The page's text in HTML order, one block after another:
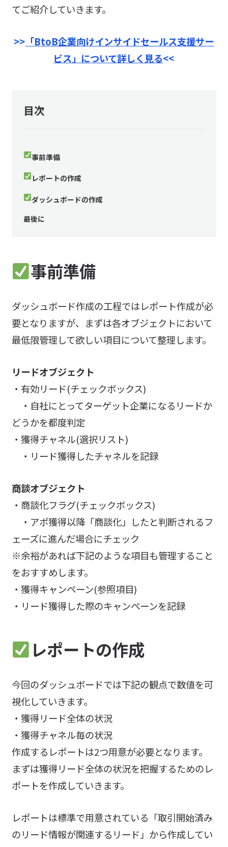
てご紹介していきます。
>> 「BtoB企業向けインサイドセールス支援サー
ビス」について詳しく見る<<
目次
事前準備
レポートの作成
ダッシュボードの作成
最後に
事前準備
ダッシュボード作成の工程ではレポート作成が必
要となりますが、まずは各オブジェクトにおいて
最低限管理して欲しい項目について整理します。
リードオブジェクト
・有効リード(チェックボックス)
・自社にとってターゲット企業になるリードか
どうかを都度判定
・獲得チャネル(選択リスト)
・リード獲得したチャネルを記録
商談オブジェクト
・商談化フラグ(チェックボックス)
・アポ獲得以降「商談化」したと判断されるフ
ェーズに進んだ場合にチェック
※余裕があれば下記のような項目も管理すること
をおすすめします。
・獲得キャンペーン(参照項目)
・リード獲得した際のキャンペーンを記録
レポートの作成
今回のダッシュボードでは下記の観点で数値を可
視化していきます。
・獲得リード全体の状況
・獲得チャネル毎の状況
作成するレポートは2つ用意が必要となります。
まずは獲得リード全体の状況を把握するためのレ
ポートを作成していきます。
レポートは標準で用意されている「取引開始済み
のリード情報が関連するリード」から作成してい